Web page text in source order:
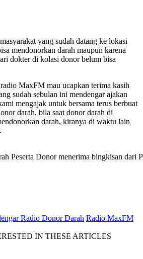
yang sudah datang ke lokasi
mendonorkan darah maupun karena
dokter di kolasi donor belum bisa
MaxFM mau ucapkan terima kasih
sudah sebulan ini mendengar ajakan
mengajak untuk bersama terus berbuat
darah, bila saat donor darah di
darah, kiranya di waktu lain
Peserta Donor menerima bingkisan
Radio Donor Darah Radio MaxFM
IN THESE ARTICLES